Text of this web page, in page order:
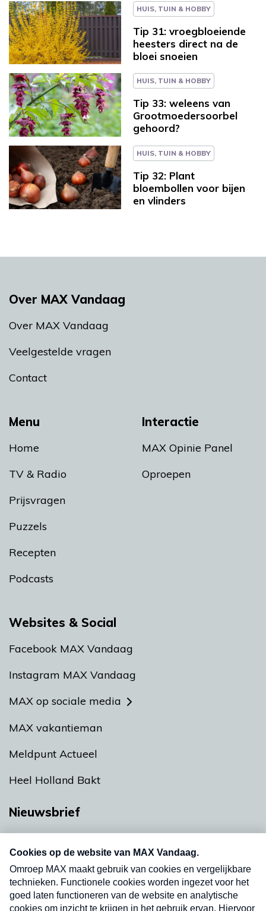
HUIS, TUIN & HOBBY
Tip 31: vroegbloeiende
heesters direct na de
bloei snoeien
HUIS, TUIN & HOBBY
Tip 33: weleens van
Grootmoedersoorbel
gehoord?
HUIS, TUIN & HOBBY
Tip 32: Plant
bloembollen voor bijen
en vlinders
Menu
Home
TV & Radio
Prijsvragen
Puzzels
Recepten
Podcasts
Interactie
MAX Opinie Panel
Oproepen
Over MAX Vandaag
Over MAX Vandaag
Veelgestelde vragen
Contact
Websites & Social
Facebook MAX Vandaag
Instagram MAX Vandaag
MAX op sociale media
MAX vakantieman
Meldpunt Actueel
Heel Holland Bakt
Nieuwsbrief
nieuwsbrief. Elke vrijdag- en dinsdagochtend in
uw mailbox.
Verzend